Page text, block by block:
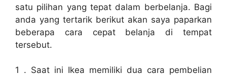
satu pilihan yang tepat dalam berbelanja. Bagi
anda yang tertarik berikut akan saya paparkan
beberapa cara cepat belanja di tempat
tersebut.
1 . Saat ini Ikea memiliki dua cara pembelian